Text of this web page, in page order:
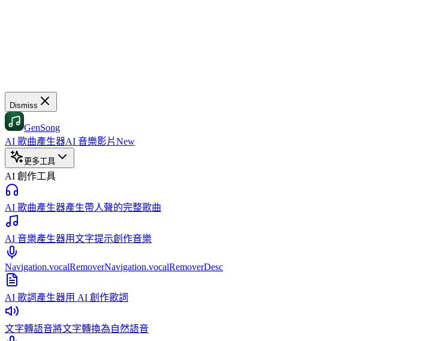
Dismiss
GenSong
AI 歌曲產生器AI 音樂影片New
更多工具
AI 創作工具
AI 歌曲產生器產生帶人聲的完整歌曲
AI 音樂產生器用文字提示創作音樂
Navigation.vocalRemoverNavigation.vocalRemoverDesc
AI 歌詞產生器用 AI 創作歌詞
文字轉語音將文字轉換為自然語音